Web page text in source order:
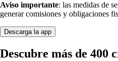
Aviso importante: las medidas de
generar comisiones y obligaciones
Descarga la app
Descubre más de 400